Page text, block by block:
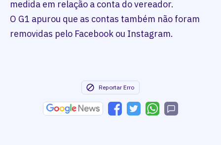
medida em relação a conta do vereador.
O G1 apurou que as contas também não foram
removidas pelo Facebook ou Instagram.
Reportar Erro